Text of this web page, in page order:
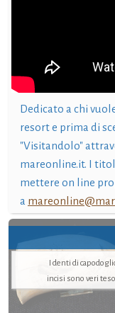
Dedicato a chi
resort e prima di
"Visitandolo"
mareonline.it. I
mettere on line
a
I denti di
incisi sono veri